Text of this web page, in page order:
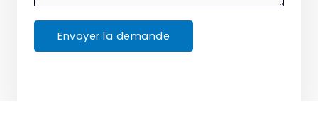
Envoyer la demande